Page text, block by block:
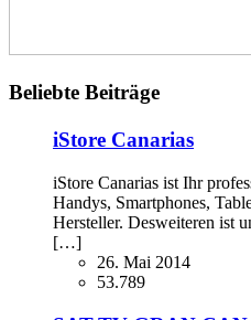
Beliebte Beiträge
iStore Canarias
iStore Canarias ist Ihr
Handys, Smartphones,
Hersteller. Desweiteren ist
[…]
26. Mai 2014
53.789